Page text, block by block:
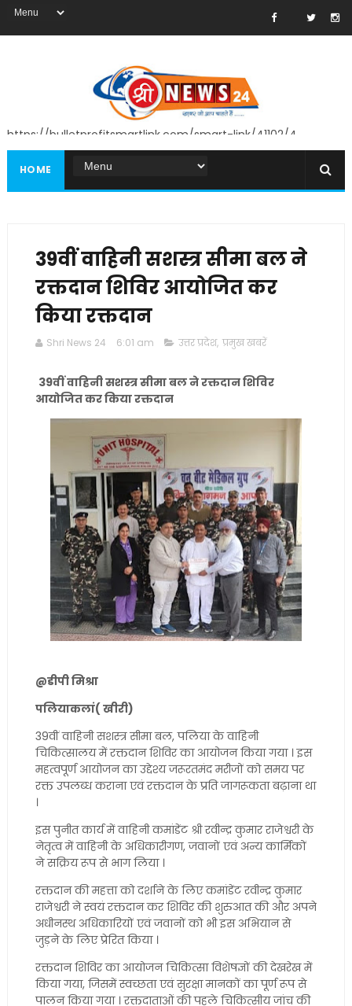
https://bulletprofitsmartlink.com/smart-link/41102/4
HOME
39वीं वाहिनी सशस्त्र सीमा बल ने
रक्तदान शिविर आयोजित कर
किया रक्तदान
Shri News 24 6:01 am उत्तर प्रदेश, प्रमुख खबरें
39वीं वाहिनी सशस्त्र सीमा बल ने रक्तदान शिविर
आयोजित कर किया रक्तदान
@डीपी मिश्रा
पलियाकलां( खीरी)
39वीं वाहिनी सशस्त्र सीमा बल, पलिया के वाहिनी
चिकित्सालय में रक्तदान शिविर का आयोजन किया गया । इस
महत्वपूर्ण आयोजन का उद्देश्य जरूरतमंद मरीजों को समय पर
रक्त उपलब्ध कराना एवं रक्तदान के प्रति जागरूकता बढ़ाना था
।
इस पुनीत कार्य में वाहिनी कमांडेंट श्री रवीन्द्र कुमार राजेश्वरी के
नेतृत्व में वाहिनी के अधिकारीगण, जवानों एवं अन्य कार्मिकों
ने सक्रिय रूप से भाग लिया ।
रक्तदान की महत्ता को दर्शाने के लिए कमांडेंट रवीन्द्र कुमार
राजेश्वरी ने स्वयं रक्तदान कर शिविर की शुरुआत की और अपने
अधीनस्थ अधिकारियों एवं जवानों को भी इस अभियान से
जुड़ने के लिए प्रेरित किया ।
रक्तदान शिविर का आयोजन चिकित्सा विशेषज्ञों की देखरेख में
किया गया, जिसमें स्वच्छता एवं सुरक्षा मानकों का पूर्ण रूप से
पालन किया गया । रक्तदाताओं की पहले चिकित्सीय जांच की